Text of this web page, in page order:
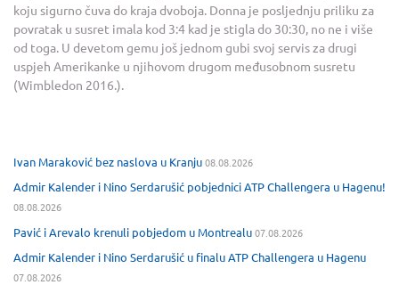
koju sigurno čuva do kraja dvoboja. Donna je posljednju priliku za
povratak u susret imala kod 3:4 kad je stigla do 30:30, no ne i više
od toga. U devetom gemu još jednom gubi svoj servis za drugi
uspjeh Amerikanke u njihovom drugom međusobnom susretu
(Wimbledon 2016.).
Ivan Maraković bez naslova u Kranju08.08.2026
Admir Kalender i Nino Serdarušić pobjednici ATP Challengera u Hagenu!
08.08.2026
Pavić i Arevalo krenuli pobjedom u Montrealu07.08.2026
Admir Kalender i Nino Serdarušić u finalu ATP Challengera u Hagenu
07.08.2026